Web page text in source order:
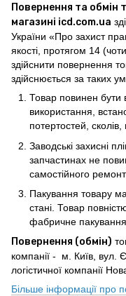
Повернення та обмін
магазині icd.com.ua
України «Про захист
якості, протягом 14
здійснити повернення
здійснюється за таких
Товар повинен бути
використання,
потертостей,
Заводські захисні
запчастинах не
самостійного
Пакування товару
стані. Товар
фабричне пакування.
Повернення (обмін)
компанії - м. Київ, вул.
логістичної компанії
Більше інформації про